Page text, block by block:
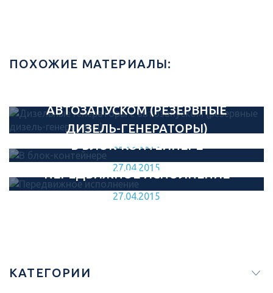
ПОХОЖИЕ МАТЕРИАЛЫ:
АВТОЗАПУСКОМ (РЕЗЕРВНЫЕ
ДИЗЕЛЬ-ГЕНЕРАТОРЫ)
05.06.2015
В БЛОК-КОНТЕЙНЕРЕ
27.04.2015
ПЕРЕДВИЖНОЕ ИСПОЛНЕНИЕ
27.04.2015
КАТЕГОРИИ